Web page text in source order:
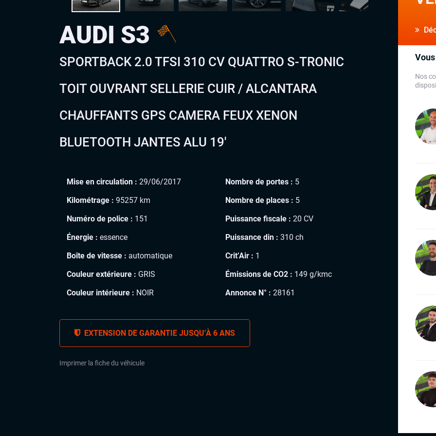
AUDI S3
SPORTBACK 2.0 TFSI 310 CV QUATTRO S-TRONIC
TOIT OUVRANT SELLERIE CUIR / ALCANTARA
CHAUFFANTS GPS CAMERA FEUX XENON
BLUETOOTH JANTES ALU 19′
Mise en circulation : 29/06/2017
Kilométrage : 95257 km
Numéro de police : 151
Énergie : essence
Boîte de vitesse : automatique
Couleur extérieure : GRIS
Couleur intérieure : NOIR
Nombre de portes : 5
Nombre de places : 5
Puissance fiscale : 20 CV
Puissance din : 310 ch
Crit’Air : 1
Émissions de CO2 : 149 g/kmc
Annonce N° : 28161
EXTENSION DE GARANTIE JUSQU’À 6 ANS
Imprimer la fiche du véhicule
Nos